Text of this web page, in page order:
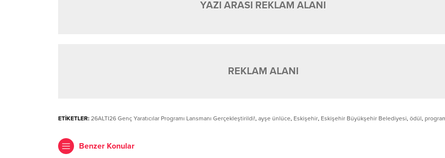
YAZI ARASI REKLAM ALANI
REKLAM ALANI
ETİKETLER: 26ALTI26 Genç Yaratıcılar Programı Lansmanı Gerçekleştirildi!, ayşe ünlüce, Eskişehir, Eskişehir Büyükşehir Belediyesi, ödül,
Benzer Konular